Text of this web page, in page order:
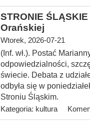
STRONIE
Orańskiej
Wtorek, 2026-07-21
(Inf. wł.). Postać
odpowiedzialności,
świecie. Debata z
odbyła się w
Stroniu Śląskim.
Kategoria: kultura